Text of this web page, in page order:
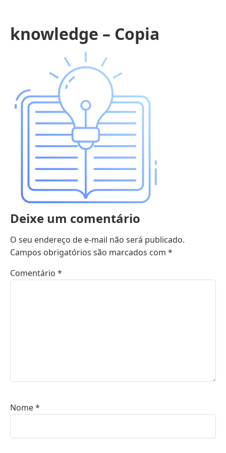
knowledge – Copia
Deixe um comentário
O seu endereço de e-mail não será publicado.
Campos obrigatórios são marcados com *
Comentário *
Nome*